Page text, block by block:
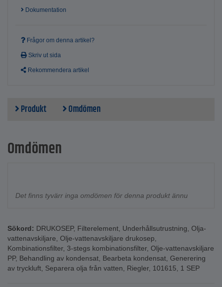
Dokumentation
Frågor om denna artikel?
Skriv ut sida
Rekommendera artikel
Produkt Omdömen
Omdömen
Det finns tyvärr inga omdömen för denna produkt ännu
Sökord: DRUKOSEP, Filterelement, Underhållsutrustning, Olja-
vattenavskiljare, Olje-vattenavskiljare drukosep,
Kombinationsfilter, 3-stegs kombinationsfilter, Olje-vattenavskiljare
PP, Behandling av kondensat, Bearbeta kondensat, Generering
av tryckluft, Separera olja från vatten, Riegler, 101615, 1 SEP